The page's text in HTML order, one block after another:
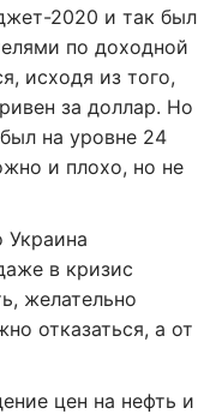
2020 и так был
по доходной
исходя из того,
за доллар. Но
на уровне 24
и плохо, но не
в кризис
желательно
отказаться, а от
цен на нефть и